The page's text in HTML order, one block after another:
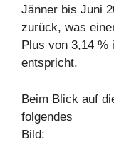
Jänner bis Juni
zurück, was
Plus von 3,14 %
entspricht.
Beim Blick auf
folgendes
Bild: